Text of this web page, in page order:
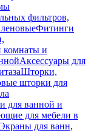
фильтров,
Фитинги
комнаты и
Аксессуары для
Шторки,
шторки для
для ванной и
для мебели в
для ванн,